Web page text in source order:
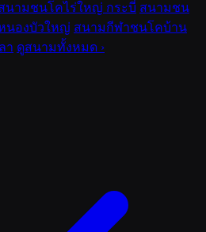
นามชนโคไร่ใหญ่ กระบี่ สนามชน
นองบัวใหญ่ สนามกีฬาชนโคบ้าน
า ดูสนามทั้งหมด ›